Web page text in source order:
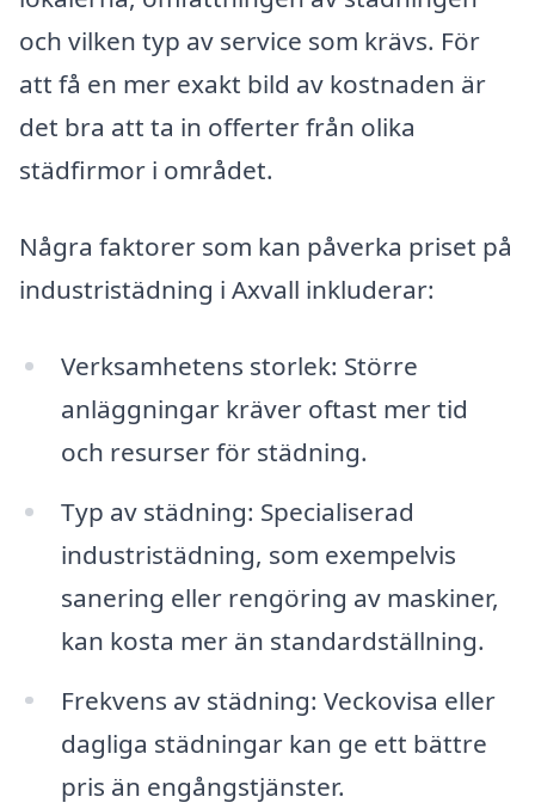
och vilken typ av service som krävs. För
att få en mer exakt bild av kostnaden är
det bra att ta in offerter från olika
städfirmor i området.
Några faktorer som kan påverka priset på
industristädning i Axvall inkluderar:
Verksamhetens storlek: Större
anläggningar kräver oftast mer tid
och resurser för städning.
Typ av städning: Specialiserad
industristädning, som exempelvis
sanering eller rengöring av maskiner,
kan kosta mer än standardställning.
Frekvens av städning: Veckovisa eller
dagliga städningar kan ge ett bättre
pris än engångstjänster.